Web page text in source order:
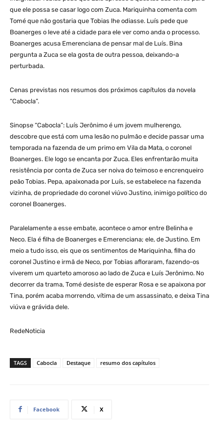
que ele possa se casar logo com Zuca. Mariquinha comenta com
Tomé que não gostaria que Tobias lhe odiasse. Luís pede que
Boanerges o leve até a cidade para ele ver como anda o processo.
Boanerges acusa Emerenciana de pensar mal de Luís. Bina
pergunta a Zuca se ela gosta de outra pessoa, deixando-a
perturbada.
Cenas previstas nos resumos dos próximos capítulos da novela
“Cabocla”.
Sinopse “Cabocla”: Luís Jerônimo é um jovem mulherengo,
descobre que está com uma lesão no pulmão e decide passar uma
temporada na fazenda de um primo em Vila da Mata, o coronel
Boanerges. Ele logo se encanta por Zuca. Eles enfrentarão muita
resistência por conta de Zuca ser noiva do teimoso e encrenqueiro
peão Tobias. Pepa, apaixonada por Luís, se estabelece na fazenda
vizinha, de propriedade do coronel viúvo Justino, inimigo político do
coronel Boanerges.
Paralelamente a esse embate, acontece o amor entre Belinha e
Neco. Ela é filha de Boanerges e Emerenciana; ele, de Justino. Em
meio a tudo isso, eis que os sentimentos de Mariquinha, filha do
coronel Justino e irmã de Neco, por Tobias afloraram, fazendo-os
viverem um quarteto amoroso ao lado de Zuca e Luís Jerônimo. No
decorrer da trama, Tomé desiste de esperar Rosa e se apaixona por
Tina, porém acaba morrendo, vítima de um assassinato, e deixa Tina
viúva e grávida dele.
RedeNoticia
TAGS Cabocla Destaque resumo dos capítulos
Facebook X